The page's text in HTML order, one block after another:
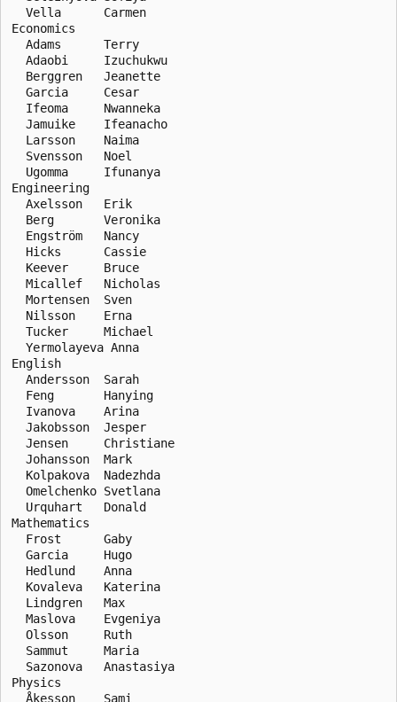
  Vella      Carmen
Economics
  Adams      Terry
  Adaobi     Izuchukwu
  Berggren   Jeanette
  Garcia     Cesar
  Ifeoma     Nwanneka
  Jamuike    Ifeanacho
  Larsson    Naima
  Svensson   Noel
  Ugomma     Ifunanya
Engineering
  Axelsson   Erik
  Berg       Veronika
  Engström   Nancy
  Hicks      Cassie
  Keever     Bruce
  Micallef   Nicholas
  Mortensen  Sven
  Nilsson    Erna
  Tucker     Michael
  Yermolayeva Anna
English
  Andersson  Sarah
  Feng       Hanying
  Ivanova    Arina
  Jakobsson  Jesper
  Jensen     Christiane
  Johansson  Mark
  Kolpakova  Nadezhda
  Omelchenko Svetlana
  Urquhart   Donald
Mathematics
  Frost      Gaby
  Garcia     Hugo
  Hedlund    Anna
  Kovaleva   Katerina
  Lindgren   Max
  Maslova    Evgeniya
  Olsson     Ruth
  Sammut     Maria
  Sazonova   Anastasiya
Physics
  Åkesson    Sami